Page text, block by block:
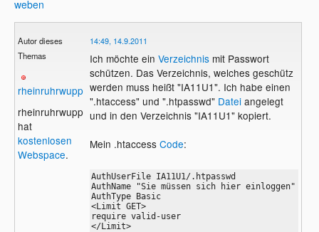
weben
Autor dieses
Themas
rheinruhrwupper
rheinruhrwupper
hat
kostenlosen
Webspace.
14:49, 14.9.2011
Ich möchte ein Verzeichnismit Passwort
schützen. Das Verzeichnis, welches geschütz
werden muss heißt "IA11U1". Ich habe einen
".htaccess" und ".htpasswd" Dateiangelegt
und in den Verzeichnis "IA11U1" kopiert.
Mein .htaccess Code:
AuthUserFile IA11U1/.htpasswd
AuthName "Sie müssen sich hier einloggen"
AuthType Basic
<Limit GET>
require valid-user
</Limit>